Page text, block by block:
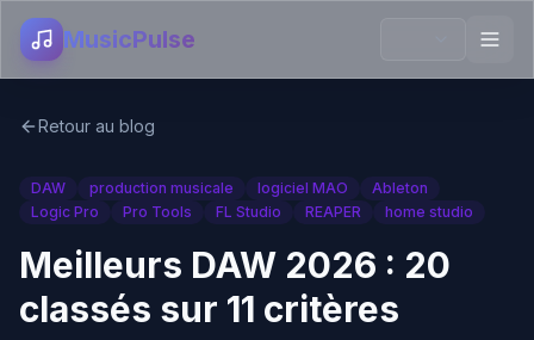
MusicPulse
Retour au blog
DAW production musicale logiciel MAO
Ableton
Logic Pro
Pro Tools FL Studio REAPER home studio
Meilleurs DAW 2026 : 20
classés sur 11 critères